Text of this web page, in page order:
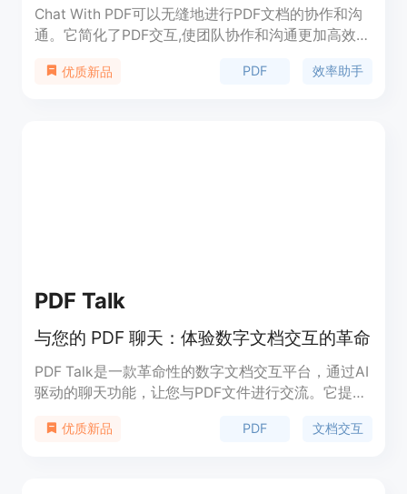
Chat With PDF可以无缝地进行PDF文档的协作和沟
通。它简化了PDF交互,使团队协作和沟通更加高效顺
优质新品 PDF 效率助手
PDF Talk
与您的 PDF 聊天：体验数字文档交互的革命
PDF Talk是一款革命性的数字文档交互平台，通过AI
驱动的聊天功能，让您与PDF文件进行交流。它提供
PDF查询和智能文档交互。PDF Talk利用先进的人工
优质新品 PDF 文档交互